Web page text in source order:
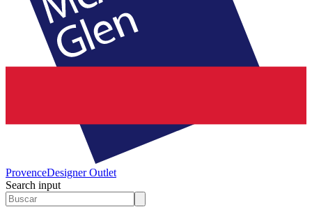
ProvenceDesigner Outlet
Search input